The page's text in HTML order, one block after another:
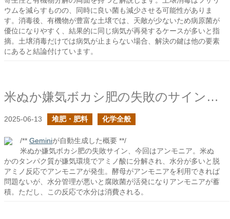
ウムを減らすものの、同時に良い菌も減少させる可能性がありま
す。消毒後、有機物が豊富な土壌では、天敵が少ないため病原菌が
優位になりやすく、結果的に同じ病気が再発するケースが多いと指
摘。土壌消毒だけでは病気が止まらない場合、解決の鍵は他の要素
にあると結論付けています。
米ぬか嫌気ボカシ肥の失敗のサインの悪臭化合物についての続き
2025-06-13 堆肥・肥料 化学全般
/** Geminiが自動生成した概要 **/
米ぬか嫌気ボカシ肥の失敗サイン、今回はアンモニア。米ぬ
かのタンパク質が嫌気環境でアミノ酸に分解され、水分が多いと脱
アミノ反応でアンモニアが発生。酵母がアンモニアを利用できれば
問題ないが、水分管理が悪いと腐敗菌が活発になりアンモニアが蓄
積。ただし、この反応で水分は消費される。